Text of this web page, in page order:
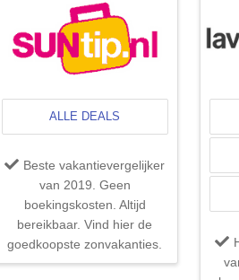
ALLE DEALS
Beste vakantievergelijker
van 2019. Geen
boekingskosten. Altijd
bereikbaar. Vind hier de
goedkoopste zonvakanties.